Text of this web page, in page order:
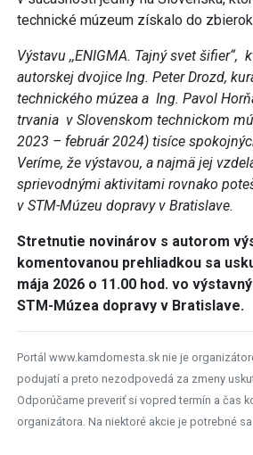
technické múzeum získalo do
Výstavu ,,ENIGMA. Tajný svet šifier“,
autorskej dvojice Ing. Peter Drozd,
technického múzea a Ing. Pavol
trvania v Slovenskom technickom
2023 – február 2024) tisíce
Veríme, že výstavou, a najmä jej
sprievodnými aktivitami rovnako
v STM-Múzeu dopravy v Bratislave.
Stretnutie novinárov s autorom
komentovanou prehliadkou sa
mája 2026 o 11.00 hod. vo
STM-Múzea dopravy v Bratislave.
Portál www.kamdomesta.sk nie je
podujatí a preto nezodpovedá za zmeny
Odporúčame preveriť si vopred termín a čas
organizátora. Na niektoré akcie je potrebné